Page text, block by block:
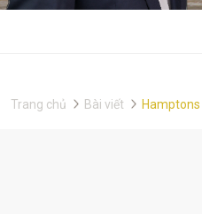
Trang chủ Bài viết Hamptons